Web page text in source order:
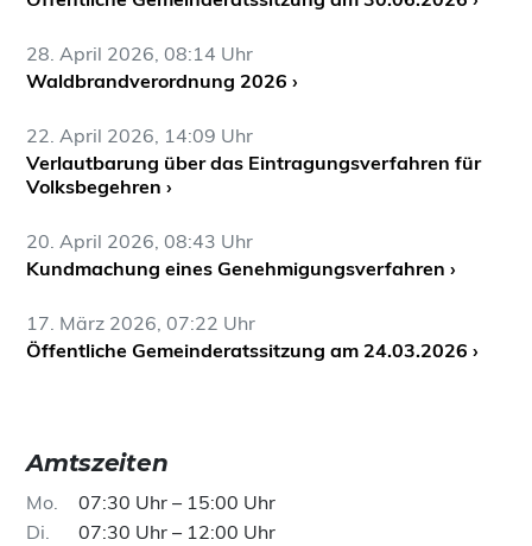
28. April 2026, 08:14 Uhr
Waldbrandverordnung 2026 ›
22. April 2026, 14:09 Uhr
Verlautbarung über das Eintragungsverfahren für
Volksbegehren ›
20. April 2026, 08:43 Uhr
Kundmachung eines Genehmigungsverfahren ›
17. März 2026, 07:22 Uhr
Öffentliche Gemeinderatssitzung am 24.03.2026 ›
Amtszeiten
Mo
07:30 Uhr – 15:00 Uhr
Di
07:30 Uhr – 12:00 Uhr